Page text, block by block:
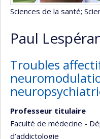
Sciences de la santé;
Paul
Troubles
Professeur titulaire
Faculté de médecine -
d’addictologie